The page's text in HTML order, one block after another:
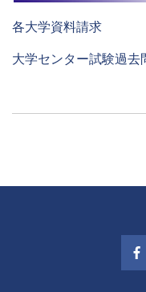
各大学資料請求
大学センター試験過去